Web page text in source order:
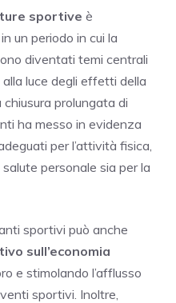
sportive è
un periodo in cui la
diventati temi centrali
luce degli effetti della
chiusura prolungata di
ha messo in evidenza
per l’attività fisica,
personale sia per la
sportivi può anche
sull’economia
e stimolando l’afflusso
sportivi. Inoltre,